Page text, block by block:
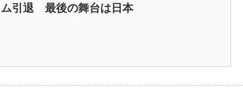
ム引退 最後の舞台は日本